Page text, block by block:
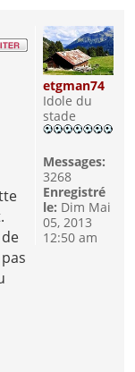
etgman74
Idole du
stade
Messages:
3268
Enregistré
le: Dim Mai
05, 2013
12:50 am